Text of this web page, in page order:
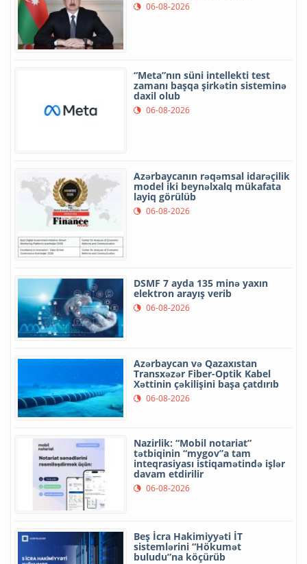
06-08-2026
“Meta”nın süni intellekti test
zamanı başqa şirkətin sisteminə
daxil olub
06-08-2026
Azərbaycanın rəqəmsal idarəçilik
model iki beynəlxalq mükafata
layiq görülüb
06-08-2026
DSMF 7 ayda 135 minə yaxın
elektron arayış verib
06-08-2026
Azərbaycan və Qazaxıstan
Transxəzər Fiber-Optik Kabel
Xəttinin çəkilişini başa çatdırıb
06-08-2026
Nazirlik: “Mobil notariat”
tətbiqinin “mygov”a tam
inteqrasiyası istiqamətində işlər
davam etdirilir
06-08-2026
Beş İcra Hakimiyyəti İT
sistemlərini “Hökumət
buludu”na köçürüb